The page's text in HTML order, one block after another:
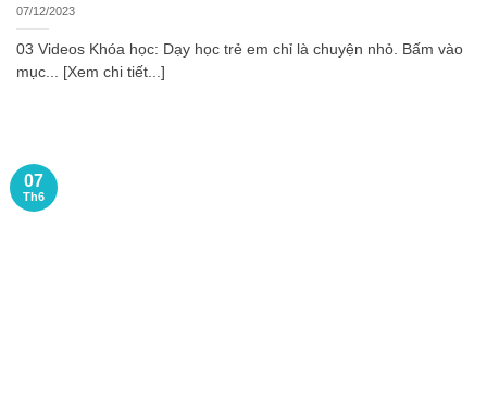
07/12/2023
03 Videos Khóa học: Dạy học trẻ em chỉ là chuyện nhỏ. Bấm vào
mục... [Xem chi tiết...]
07
Th6